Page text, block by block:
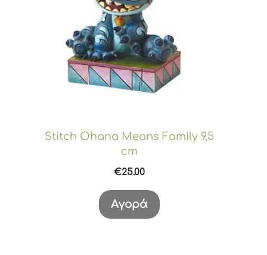
Stitch Ohana Means Family 9,5
cm
€25.00
Αγορά